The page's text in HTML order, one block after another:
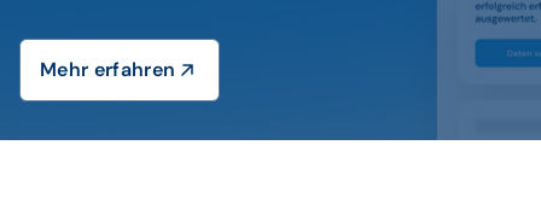
Mehr erfahren